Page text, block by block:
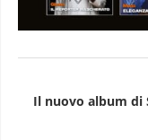
Il nuovo album di